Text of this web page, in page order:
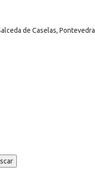
de Caselas, Pontevedra